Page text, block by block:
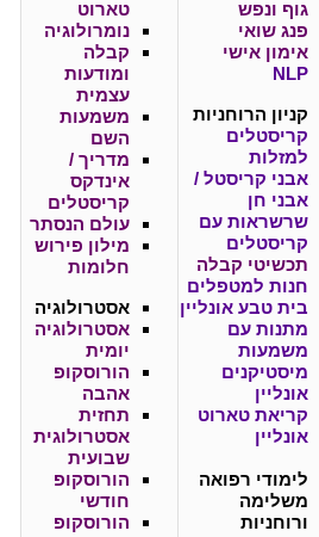
גוף ונפש
פנג שואי
אימון אישי
NLP
קניון הרוחניות
קריסטלים
למזלות
אבני קריסטל /
אבני חן
שרשראות עם
קריסטלים
תכשיטי קבלה
חנות למטפלים
בית טבע אונליין
מתנות עם
משמעות
מיסטיקנים
אונליין
קריאת טארוט
אונליין
לימודי רפואה
משלימה
ורוחניות
טארוט
נומרולוגיה
קבלה
ומודעות
עצמית
משמעות
השם
מדריך /
אינדקס
קריסטלים
עולם הנסתר
מילון פירוש
חלומות
אסטרולוגיה
אסטרולוגיה
יומית
הורוסקופ
אהבה
תחזית
אסטרולוגית
שבועית
הורוסקופ
חודשי
הורוסקופ